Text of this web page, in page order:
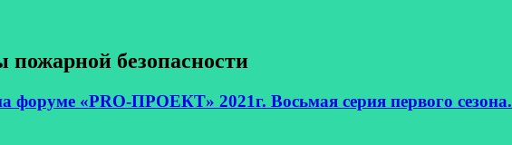
безопасности
форуме «PRO-ПРОЕКТ» 2021г. Восьмая серия первого сезона.